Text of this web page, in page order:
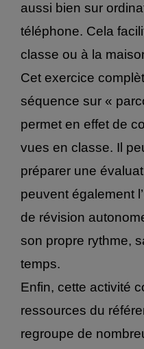
aussi bien sur
téléphone. Cela
classe ou à la
Cet exercice
séquence sur «
permet en effet de
vues en classe. Il
préparer une
peuvent également
de révision
son propre rythme,
temps.
Enfin, cette activité
ressources du
regroupe de